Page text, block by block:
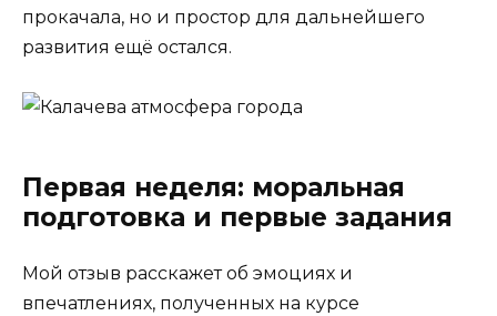
прокачала, но и простор для дальнейшего
развития ещё остался.
Первая неделя: моральная
подготовка и первые задания
Мой отзыв расскажет об эмоциях и
впечатлениях, полученных на курсе